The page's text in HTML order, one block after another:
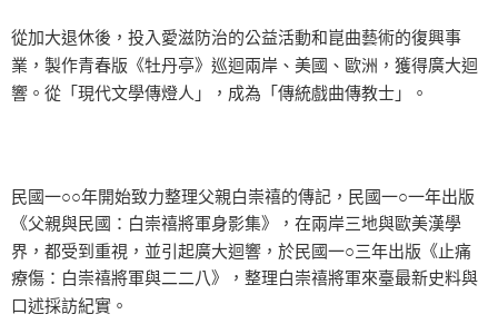
從加大退休後，投入愛滋防治的公益活動和崑曲藝術的復興事
業，製作青春版《牡丹亭》巡迴兩岸、美國、歐洲，獲得廣大迴
響。從「現代文學傳燈人」，成為「傳統戲曲傳教士」。
民國一○○年開始致力整理父親白崇禧的傳記，民國一○一年出版
《父親與民國：白崇禧將軍身影集》，在兩岸三地與歐美漢學
界，都受到重視，並引起廣大迴響，於民國一○三年出版《止痛
療傷：白崇禧將軍與二二八》，整理白崇禧將軍來臺最新史料與
口述採訪紀實。